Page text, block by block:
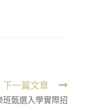
下一篇文章
甄選入學實際招